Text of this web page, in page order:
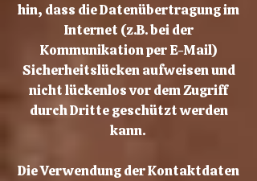
hin, dass die Datenübertragung im
Internet (z.B. bei der
Kommunikation per E-Mail)
Sicherheitslücken aufweisen und
nicht lückenlos vor dem Zugriff
durch Dritte geschützt werden
kann.
Die Verwendung der Kontaktdaten